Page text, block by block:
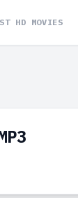
HD MOVIES